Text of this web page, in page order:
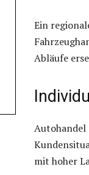
Ein
Abläufe
Autohandel
mit hoher